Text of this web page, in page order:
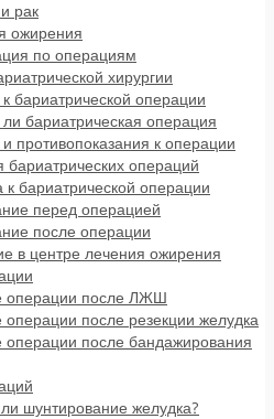
рак
ожирения
по операциям
хирургии
бариатрической операции
бариатрическая операция
противопоказания к операции
операций
к бариатрической операции
перед операцией
после операции
в центре лечения ожирения
операции после ЛЖШ
после резекции желудка
операции после бандажирования
шунтирование желудка?